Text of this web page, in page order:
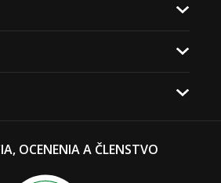
OCENENIA A ČLENSTVO